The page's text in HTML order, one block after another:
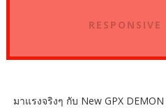
RESPONSIVE
มาแรงจริงๆ กับ New GPX